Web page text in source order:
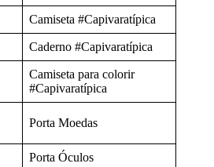
Camiseta #Capivaratípica
Caderno #Capivaratípica
Camiseta para colorir
#Capivaratípica
Porta Moedas
Porta Óculos